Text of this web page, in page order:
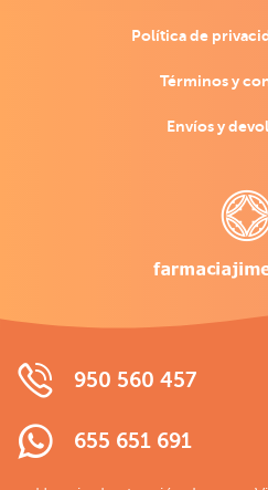
Política de
Términos y
Envíos y
950 560 457
655 651 691